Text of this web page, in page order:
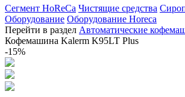
Сегмент HoReCa Чистящие средства
Оборудование Оборудование Horeca
Перейти в раздел Автоматические
Кофемашина Kalerm K95LT Plus
-15%